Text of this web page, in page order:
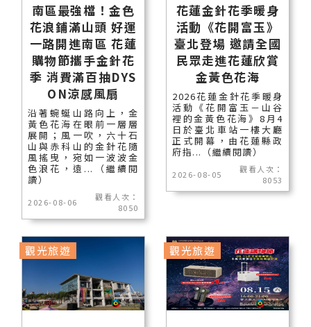
南區最強檔！金色
花浪鋪滿山頭 好運
一路開進南區 花蓮
購物節攜手金針花
季 消費滿百抽DYS
ON涼感風扇
沿著蜿蜒山路向上，金
黃色花海在眼前一層層
展開；風一吹，六十石
山與赤科山的金針花隨
風搖曳，宛如一波波金
色浪花，遠...（繼續閱
讀）
2026-08-06
觀看人次：
8050
花蓮金針花季暖身
活動《花開富玉》
臺北登場 邀請全國
民眾走進花蓮欣賞
金黃色花海
2026花蓮金針花季暖身
活動《花開富玉－山谷
裡的金黃色花海》8月4
日於臺北車站一樓大廳
正式開幕，由花蓮縣政
府指...（繼續閱讀）
2026-08-05
觀看人次：
8053
觀光旅遊 觀光旅遊